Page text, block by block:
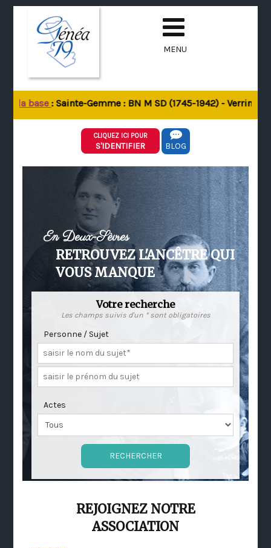
MENU
la base: Sainte-Gemme : BN M SD (1745-1942) - Verrines-
CLIQUEZ ICI POUR
S'IDENTIFIER BLOG
En Deux-Sèvres
RETROUVEZ L'ANCÊTRE QUI
VOUS MANQUE
Votre recherche
Les champs suivis d'un * sont obligatoires
Personne / Sujet
Actes
REJOIGNEZ NOTRE
ASSOCIATION